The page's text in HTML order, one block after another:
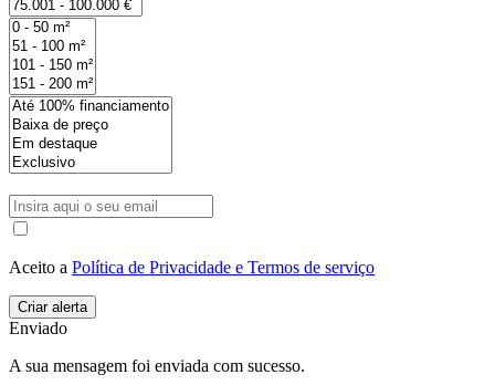
Aceito a Política de Privacidade e Termos de serviço
Enviado
A sua mensagem foi enviada com sucesso.